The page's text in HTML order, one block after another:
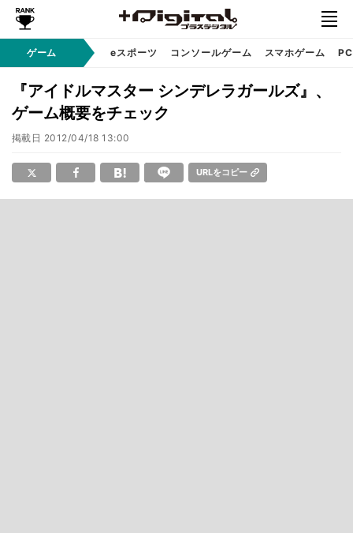
ゲーム eスポーツ コンソールゲーム スマホゲーム
『アイドルマスター シンデレラガールズ』、
ゲーム概要をチェック
掲載日 2012/04/18 13:00
URLをコピー